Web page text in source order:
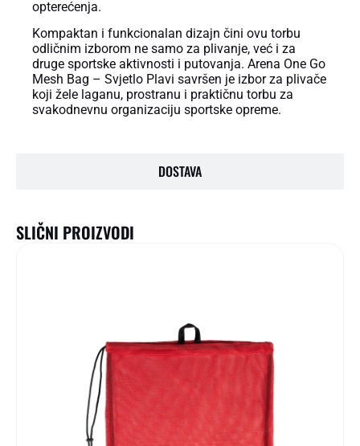
DOSTAVA
opterećenja.
Kompaktan i funkcionalan dizajn čini ovu torbu
odličnim izborom ne samo za plivanje, već i za
druge sportske aktivnosti i putovanja. Arena One Go
Mesh Bag – Svjetlo Plavi savršen je izbor za plivače
koji žele laganu, prostranu i praktičnu torbu za
svakodnevnu organizaciju sportske opreme.
SLIČNI PROIZVODI